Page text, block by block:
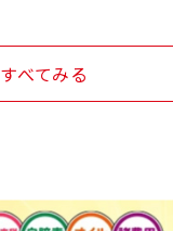
すべてみる